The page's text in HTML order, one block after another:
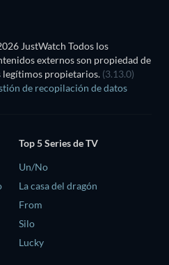
JustWatch Todos los
externos son propiedad de
legítimos propietarios. (3.13.0)
de recopilación de datos
Top 5 Series de TV
Un/No
La casa del dragón
From
Silo
Lucky